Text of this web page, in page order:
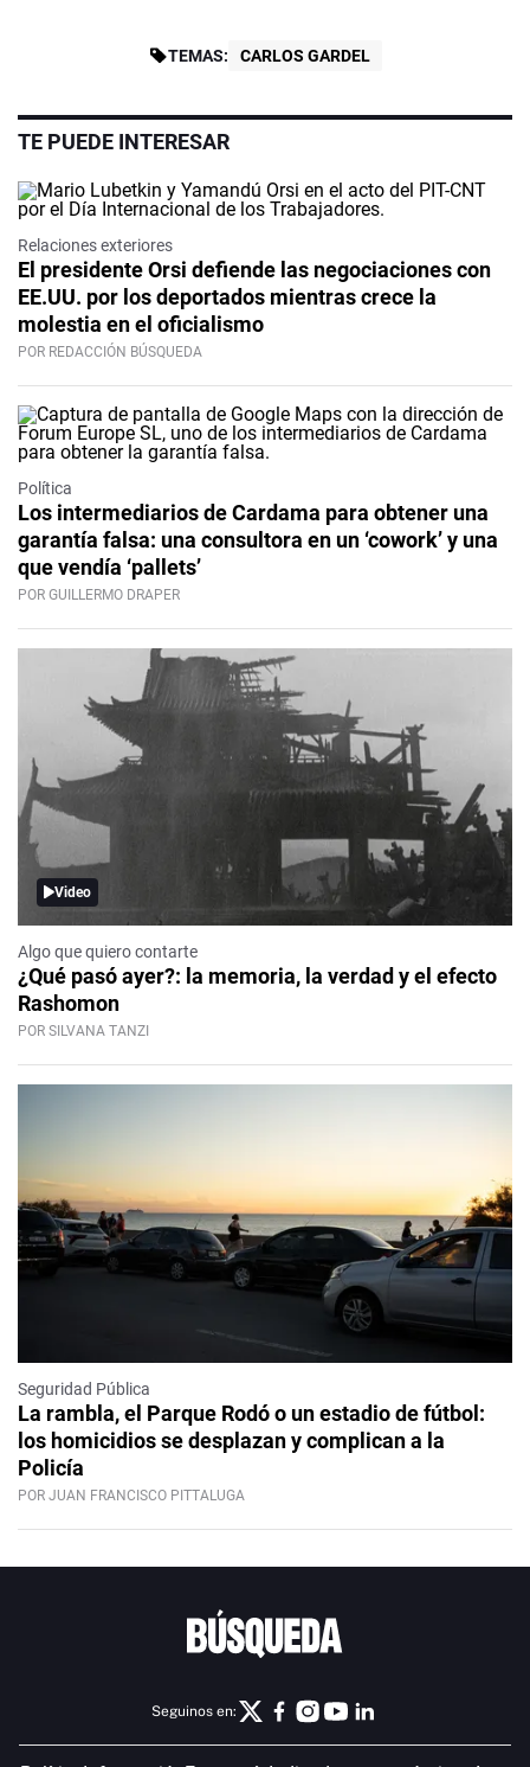
TEMAS: CARLOS GARDEL
TE PUEDE INTERESAR
Relaciones exteriores
El presidente Orsi defiende las negociaciones con
EE.UU. por los deportados mientras crece la
molestia en el oficialismo
POR REDACCIÓN BÚSQUEDA
Política
Los intermediarios de Cardama para obtener una
garantía falsa: una consultora en un ‘cowork’ y una
que vendía ‘pallets’
POR GUILLERMO DRAPER
Video
Algo que quiero contarte
¿Qué pasó ayer?: la memoria, la verdad y el efecto
Rashomon
POR SILVANA TANZI
Seguridad Pública
La rambla, el Parque Rodó o un estadio de fútbol:
los homicidios se desplazan y complican a la
Policía
POR JUAN FRANCISCO PITTALUGA
Seguinos en: